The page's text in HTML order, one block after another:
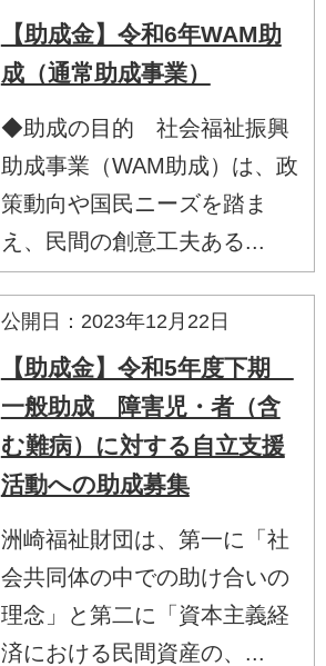
【助成金】令和6年WAM助
成（通常助成事業）
◆助成の目的 社会福祉振興
助成事業（WAM助成）は、政
策動向や国民ニーズを踏ま
え、民間の創意工夫ある...
公開日：2023年12月22日
【助成金】令和5年度下期
一般助成 障害児・者（含
む難病）に対する自立支援
活動への助成募集
洲崎福祉財団は、第一に「社
会共同体の中での助け合いの
理念」と第二に「資本主義経
済における民間資産の、...